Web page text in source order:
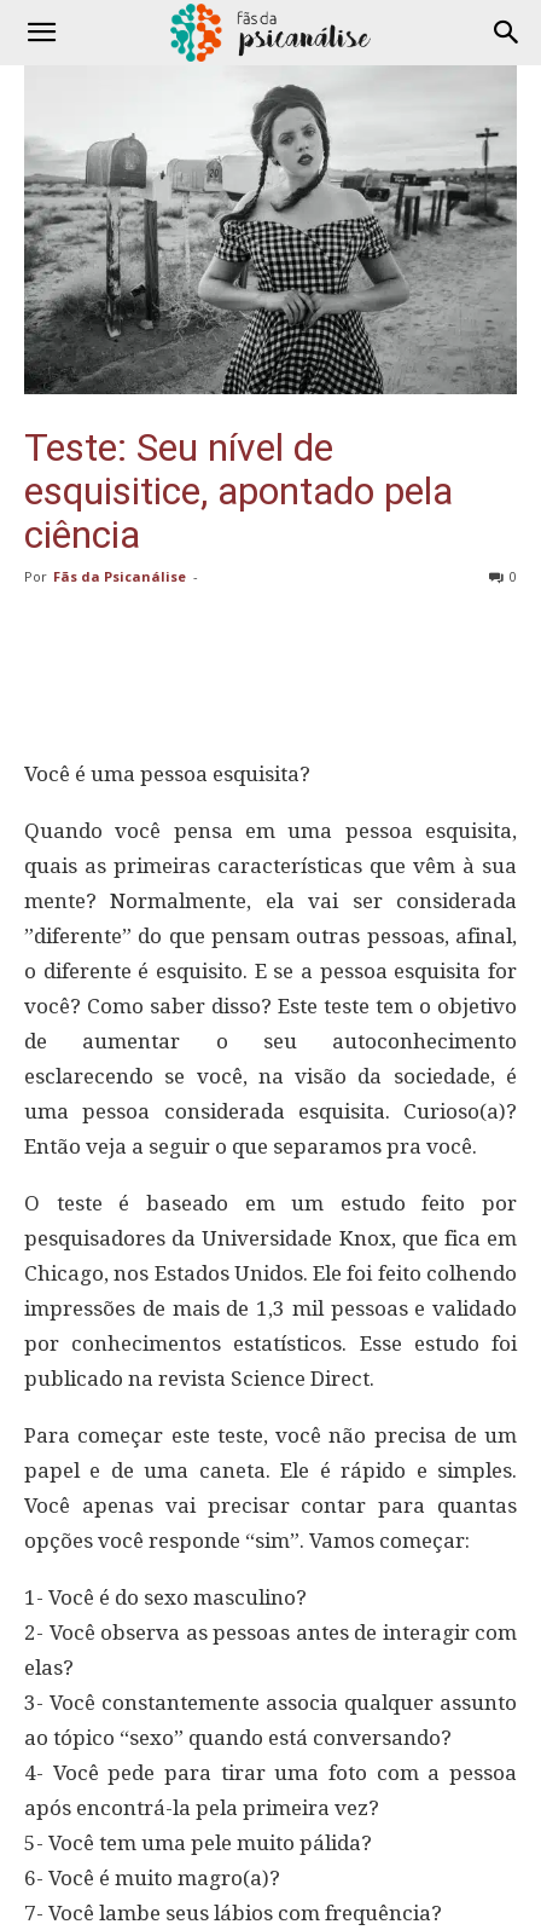
Teste: Seu nível de
esquisitice, apontado pela
ciência
Por Fãs da Psicanálise - 0
Você é uma pessoa esquisita?
Quando você pensa em uma pessoa esquisita,
quais as primeiras características que vêm à sua
mente? Normalmente, ela vai ser considerada
”diferente” do que pensam outras pessoas, afinal,
o diferente é esquisito. E se a pessoa esquisita for
você? Como saber disso? Este teste tem o objetivo
de aumentar o seu autoconhecimento
esclarecendo se você, na visão da sociedade, é
uma pessoa considerada esquisita. Curioso(a)?
Então veja a seguir o que separamos pra você.
O teste é baseado em um estudo feito por
pesquisadores da Universidade Knox, que fica em
Chicago, nos Estados Unidos. Ele foi feito colhendo
impressões de mais de 1,3 mil pessoas e validado
por conhecimentos estatísticos. Esse estudo foi
publicado na revista Science Direct.
Para começar este teste, você não precisa de um
papel e de uma caneta. Ele é rápido e simples.
Você apenas vai precisar contar para quantas
opções você responde “sim”. Vamos começar:
1- Você é do sexo masculino?
2- Você observa as pessoas antes de interagir com
elas?
3- Você constantemente associa qualquer assunto
ao tópico “sexo” quando está conversando?
4- Você pede para tirar uma foto com a pessoa
após encontrá-la pela primeira vez?
5- Você tem uma pele muito pálida?
6- Você é muito magro(a)?
7- Você lambe seus lábios com frequência?